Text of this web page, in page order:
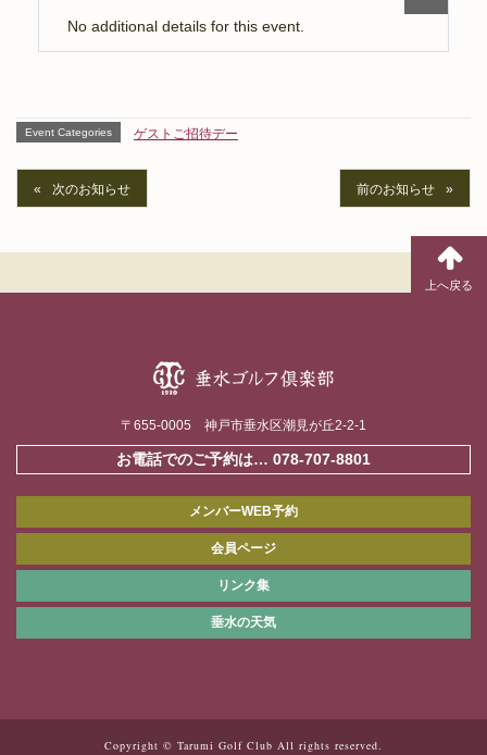
No additional details for this event.
Event Categories ゲストご招待デー
次のお知らせ 前のお知らせ
〒655-0005 神戸市垂水区潮見が丘2-2-1
お電話でのご予約は… 078-707-8801
メンバーWEB予約
会員ページ
リンク集
垂水の天気
Copyright © Tarumi Golf Club All rights reserved.